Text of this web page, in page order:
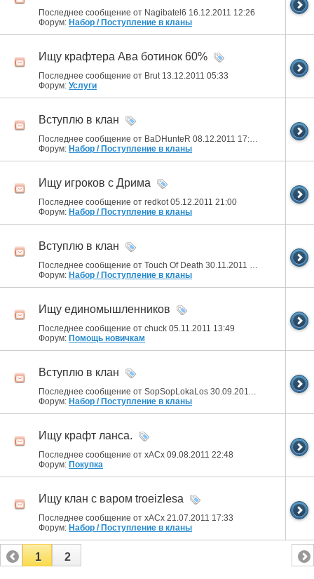
Последнее сообщение от Nagibatel6 16.12.2011 12:26
Форум: Набор / Поступление в кланы
Ищу крафтера Ава ботинок 60%
Последнее сообщение от Brut 13.12.2011 05:33
Форум: Услуги
Вступлю в клан
Последнее сообщение от BaDHunteR 08.12.2011 17:59
Форум: Набор / Поступление в кланы
Ищу игроков с Дрима
Последнее сообщение от redkot 05.12.2011 21:00
Форум: Набор / Поступление в кланы
Вступлю в клан
Форум: Набор / Поступление в кланы
Ищу единомышленников
Последнее сообщение от chuck 05.11.2011 13:49
Форум: Помощь новичкам
Вступлю в клан
Форум: Набор / Поступление в кланы
Ищу крафт ланса.
Последнее сообщение от xACx 09.08.2011 22:48
Форум: Покупка
Ищу клан с варом troeizlesa
Последнее сообщение от xACx 21.07.2011 17:33
Форум: Набор / Поступление в кланы
1 2